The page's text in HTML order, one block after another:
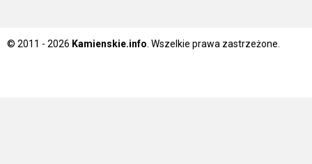
© 2011 - 2026 Kamienskie.info . Wszelkie prawa zastrzeżone.